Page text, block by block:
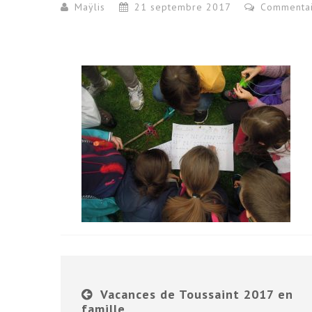
Maÿlis 21 septembre 2017
Vacances de Toussaint 2017 en
famille